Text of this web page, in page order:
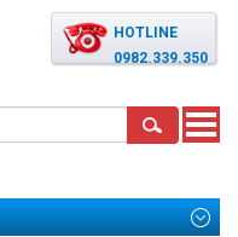
HOTLINE
0982.339.350
Toggle